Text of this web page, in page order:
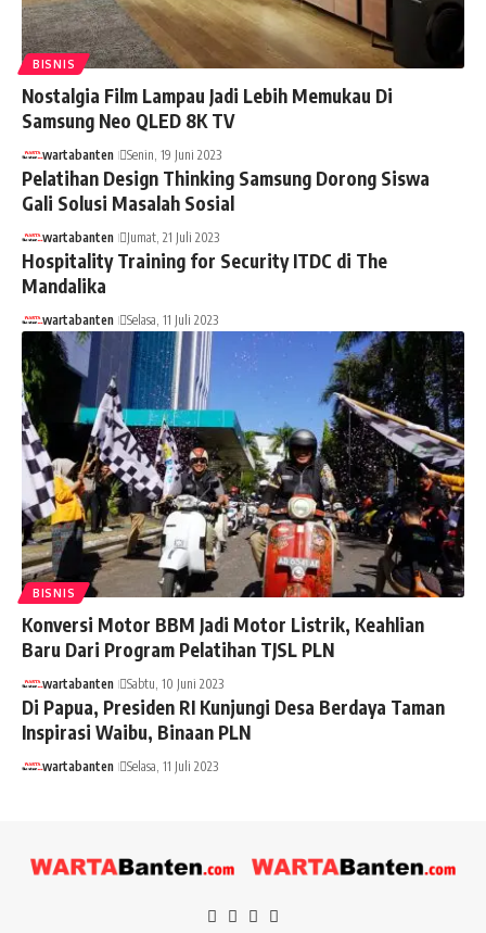
BISNIS
Nostalgia Film Lampau Jadi Lebih Memukau Di
Samsung Neo QLED 8K TV
wartabanten Senin, 19 Juni 2023
Pelatihan Design Thinking Samsung Dorong Siswa
Gali Solusi Masalah Sosial
wartabanten Jumat, 21 Juli 2023
Hospitality Training for Security ITDC di The
Mandalika
wartabanten Selasa, 11 Juli 2023
BISNIS
Konversi Motor BBM Jadi Motor Listrik, Keahlian
Baru Dari Program Pelatihan TJSL PLN
wartabanten Sabtu, 10 Juni 2023
Di Papua, Presiden RI Kunjungi Desa Berdaya Taman
Inspirasi Waibu, Binaan PLN
wartabanten Selasa, 11 Juli 2023